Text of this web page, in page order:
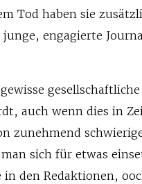
Tod haben sie
engagierte
auch wenn dies in
zunehmend
sich für etwas
in den Redaktionen,